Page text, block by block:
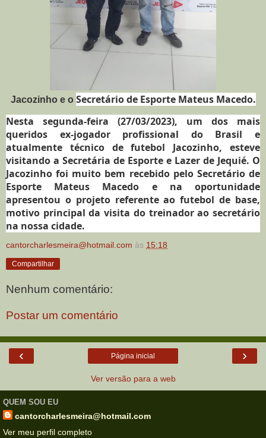
Jacozinho e o Secretário de Esporte Mateus Macedo.
Nesta segunda-feira (27/03/2023), um dos mais
queridos ex-jogador profissional do Brasil e
atualmente técnico de futebol Jacozinho, esteve
visitando a Secretária de Esporte e Lazer de Jequié. O
Jacozinho foi muito bem recebido pelo Secretário de
Esporte Mateus Macedo e na oportunidade
apresentou o projeto referente ao futebol de base,
motivo principal da visita do treinador ao secretário
na nossa cidade.
cantorcharlesmeira@hotmail.com às 15:18
Compartilhar
Nenhum comentário:
Postar um comentário
‹ ›
Página inicial
Ver versão para a web
QUEM SOU EU
cantorcharlesmeira@hotmail.com
Ver meu perfil completo